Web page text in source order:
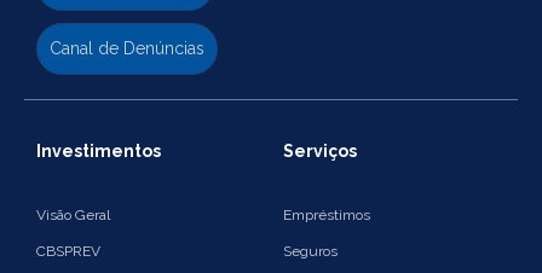
Canal de Denúncias
Investimentos
Visão Geral
CBSPREV
Serviços
Empréstimos
Seguros